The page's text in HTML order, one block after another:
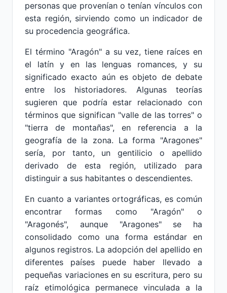
personas que provenían o tenían vínculos con
esta región, sirviendo como un indicador de
su procedencia geográfica.
El término "Aragón" a su vez, tiene raíces en
el latín y en las lenguas romances, y su
significado exacto aún es objeto de debate
entre los historiadores. Algunas teorías
sugieren que podría estar relacionado con
términos que significan "valle de las torres" o
"tierra de montañas", en referencia a la
geografía de la zona. La forma "Aragones"
sería, por tanto, un gentilicio o apellido
derivado de esta región, utilizado para
distinguir a sus habitantes o descendientes.
En cuanto a variantes ortográficas, es común
encontrar formas como "Aragón" o
"Aragonés", aunque "Aragones" se ha
consolidado como una forma estándar en
algunos registros. La adopción del apellido en
diferentes países puede haber llevado a
pequeñas variaciones en su escritura, pero su
raíz etimológica permanece vinculada a la